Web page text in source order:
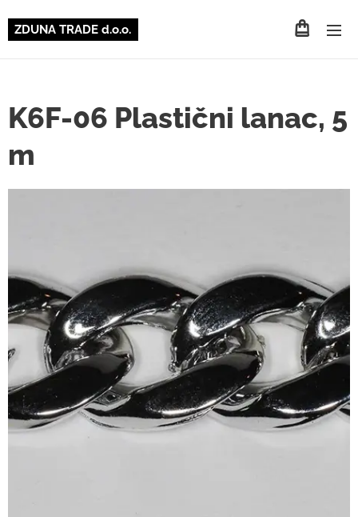
ZDUNA TRADE d.o.o.
K6F-06 Plastični lanac, 5
m